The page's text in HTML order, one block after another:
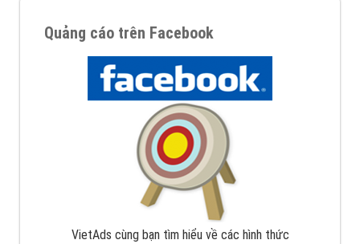
Quảng cáo trên Facebook
VietAds cùng bạn tìm hiểu về các hình thức